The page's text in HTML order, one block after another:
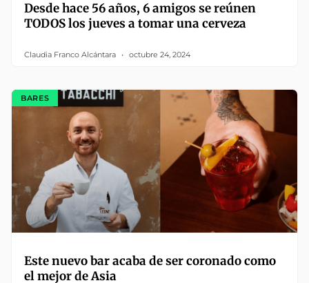
Desde hace 56 años, 6 amigos se reúnen
TODOS los jueves a tomar una cerveza
Claudia Franco Alcántara octubre 24, 2024
BARES
Este nuevo bar acaba de ser coronado como
el mejor de Asia